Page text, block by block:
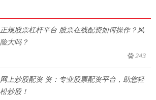
正规股票杠杆平台 股票在线配资如何操作？风
险大吗？
243
网上炒股配资 资：专业股票配资平台，助您轻
松炒股！